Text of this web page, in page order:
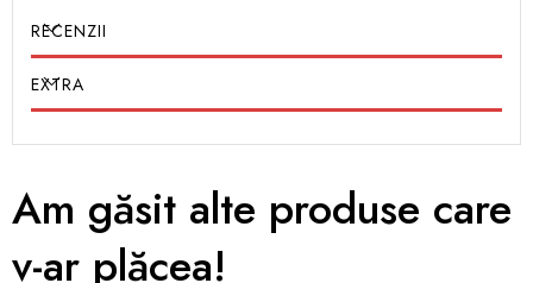
produse compacte.
și sigilat. ⭐
Protecție optimă:
Rezistentă la șocuri și
comprimare.
✅Ecologică:Fabricată din carton reciclabil,
RECENZII
EXTRA
Am găsit alte produse care
v-ar plăcea!